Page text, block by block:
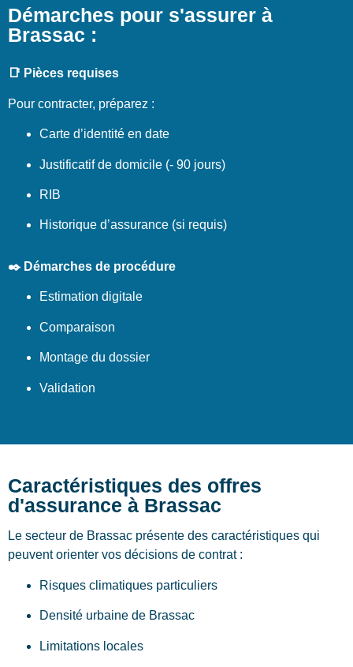
Démarches pour s'assurer à
Brassac :
📑 Pièces requises
Pour contracter, préparez :
Carte d’identité en date
Justificatif de domicile (- 90 jours)
RIB
Historique d’assurance (si requis)
✒️ Démarches de procédure
Estimation digitale
Comparaison
Montage du dossier
Validation
Caractéristiques des offres
d'assurance à Brassac
Le secteur de Brassac présente des caractéristiques qui
peuvent orienter vos décisions de contrat :
Risques climatiques particuliers
Densité urbaine de Brassac
Limitations locales